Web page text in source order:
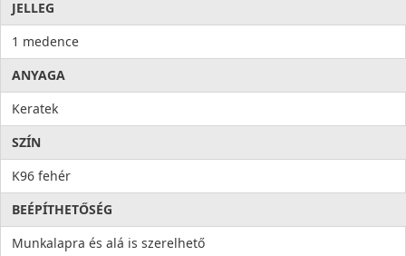
JELLEG
1 medence
ANYAGA
Keratek
SZÍN
K96 fehér
BEÉPÍTHETŐSÉG
Munkalapra és alá is szerelhető